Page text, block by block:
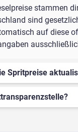
stammen
sind
auf diese
Spritpreise